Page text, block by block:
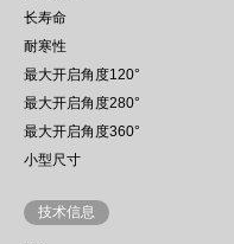
长寿命
耐寒性
最大开启角度120°
最大开启角度280°
最大开启角度360°
小型尺寸
技术信息